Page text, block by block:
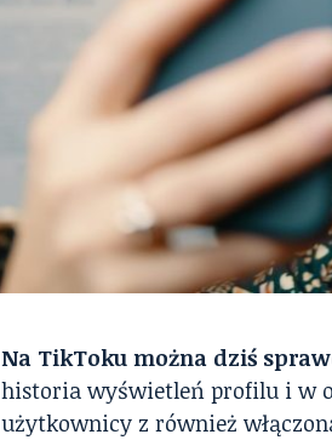
Na TikToku można dziś
historia wyświetleń profilu i w
użytkownicy z również